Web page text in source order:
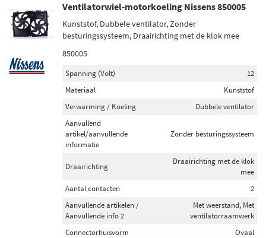
Ventilatorwiel-motorkoeling Nissens 850005
Kunststof, Dubbele ventilator, Zonder
besturingssysteem, Draairichting met de klok mee
850005
Spanning (Volt)
12
Materiaal
Kunststof
Verwarming / Koeling
Dubbele ventilator
Aanvullend
artikel/aanvullende
informatie
Zonder besturingssysteem
Draairichting
Draairichting met de klok
mee
Aantal contacten
2
Aanvullende artikelen /
Aanvullende info 2
Met weerstand, Met
ventilatorraamwerk
Connectorhuisvorm
Ovaal